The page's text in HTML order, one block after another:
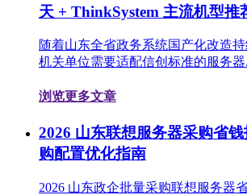
天 + ThinkSystem 主流机型推
随着山东全省政务系统国产化改造
机关单位需要适配信创标准的服务器
浏览更多文章
2026 山东联想服务器采购省
购配置优化指南
2026 山东政企批量采购联想服务器